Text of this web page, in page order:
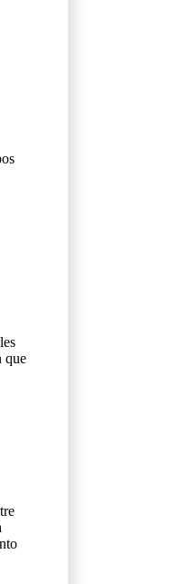
que